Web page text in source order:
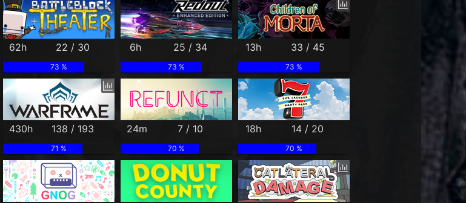
62h 22 / 30
73 %
6h 25 / 34
73 %
13h 33 / 45
73 %
430h 138 / 193
71 %
24m 7 / 10
70 %
18h 14 / 20
70 %